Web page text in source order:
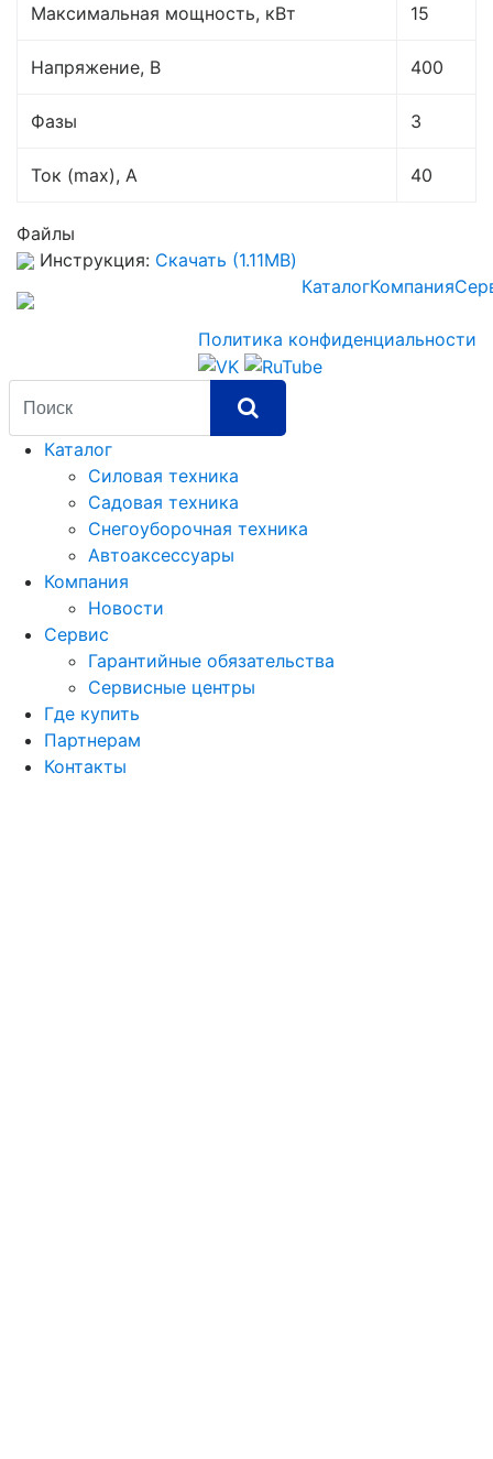
Максимальная мощность, кВт 15
Напряжение, В 400
Фазы 3
Ток (max), A 40
Файлы
Инструкция: Скачать (1.11MB)
КаталогКомпания
Политика конфиденциальности
Каталог
Силовая техника
Садовая техника
Снегоуборочная техника
Автоаксессуары
Компания
Новости
Сервис
Гарантийные обязательства
Сервисные центры
Где купить
Партнерам
Контакты